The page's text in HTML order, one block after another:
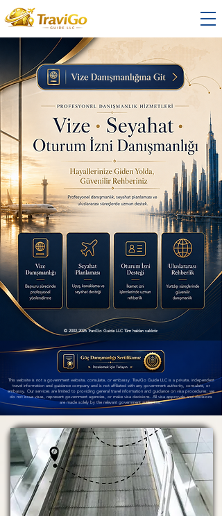
© 2002-2026TraviGo Guide LLC Tüm hakları saklıdır.
This website is not a government website, consulate, or embassy. TraviGo Guide LLC is a private, independent
travel information and guidance company and is not affiliated with any government authority, consulate, or
embassy. Our services are limited to providing general travel information and guidance on visa procedures; we
do not issue visas, represent government agencies, or make visa decisions. All visa approvals and decisions
are made solely by the relevant government authorities.